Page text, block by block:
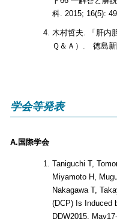
科. 2015; 16(5):
木村哲夫. 「肝内
Ｑ＆Ａ）. 徳島新
学会等発表
A.国際学会
Taniguchi T,
Miyamoto H,
Nakagawa T,
(DCP) Is Induced
DDW2015,